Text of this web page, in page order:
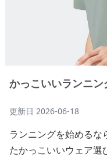
かっこいいランニ
更新日 2026-06-18
ランニングを始めるな
たかっこいいウェア選